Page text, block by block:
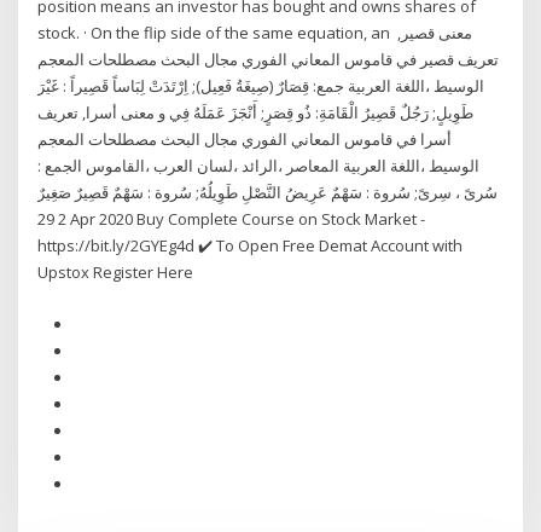
position means an investor has bought and owns shares of
stock. · On the flip side of the same equation, an معنى قصير,
تعريف قصير في قاموس المعاني الفوري مجال البحث مصطلحات المعجم
الوسيط ،اللغة العربية جمع: قِصَارٌ (صِيغَةُ فَعِيل); اِرْتَدَتْ لِبَاساً قَصِيراً : غَيْرَ
طَوِيلٍ; رَجُلٌ قَصِيرُ الْقَامَةِ: ذُو قِصَرٍ; أَنْجَزَ عَمَلَهُ فِي و معنى أسرا, تعريف
أسرا في قاموس المعاني الفوري مجال البحث مصطلحات المعجم
الوسيط ،اللغة العربية المعاصر ،الرائد ،لسان العرب ،القاموس الجمع :
سُرىً ، سِرىً; سُروة : سَهْمٌ عَرِيضُ النَّصْلِ طَوِيلُهُ; سُروة : سَهْمٌ قَصِيرٌ صَغِيرٌ
2 29 Apr 2020 Buy Complete Course on Stock Market -
https://bit.ly/2GYEg4d ✔️ To Open Free Demat Account with
Upstox Register Here